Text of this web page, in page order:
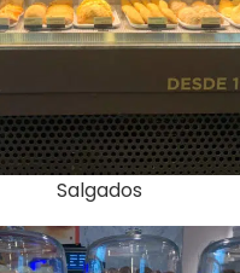
Salgados